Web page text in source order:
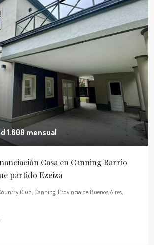
1.600 mensual
Casa en Canning Barrio
partido Ezeiza
Club, Canning, Provincia de Buenos Aires,